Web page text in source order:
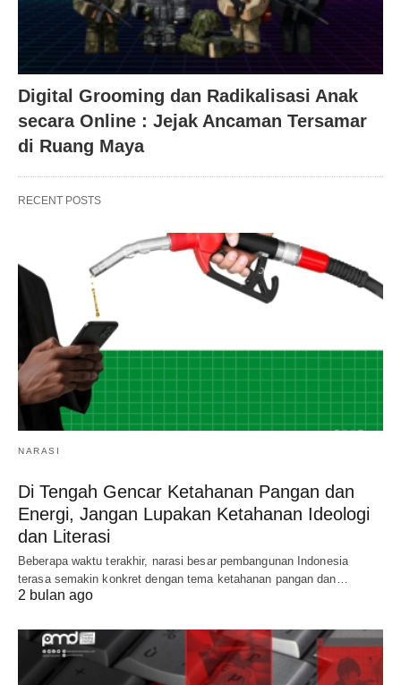
Digital Grooming dan Radikalisasi Anak
secara Online : Jejak Ancaman Tersamar
di Ruang Maya
RECENT POSTS
NARASI
Di Tengah Gencar Ketahanan Pangan dan
Energi, Jangan Lupakan Ketahanan Ideologi
dan Literasi
Beberapa waktu terakhir, narasi besar pembangunan Indonesia
terasa semakin konkret dengan tema ketahanan pangan dan…
2 bulan ago